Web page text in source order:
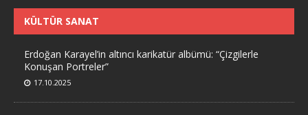
KÜLTÜR SANAT
Erdoğan Karayel’in altıncı karikatür albümü: “Çizgilerle
Konuşan Portreler”
17.10.2025